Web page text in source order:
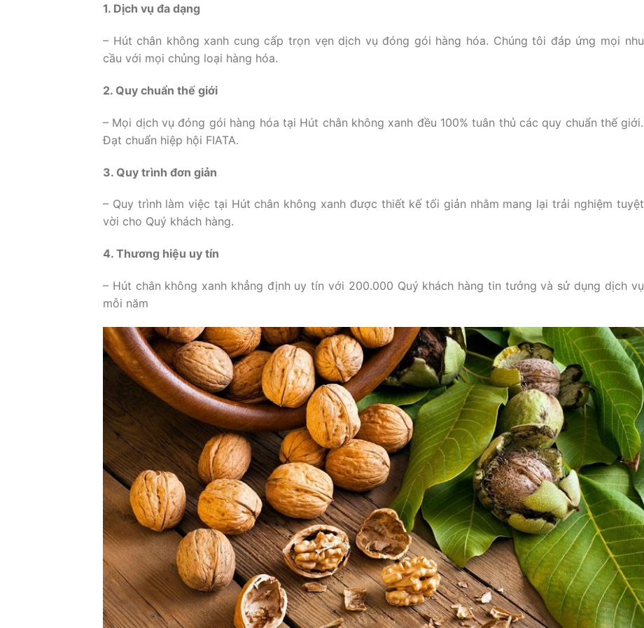
1. Dịch vụ đa dạng
– Hút chân không xanh cung cấp trọn vẹn dịch vụ đóng gói hàng hóa. Chúng tôi đáp ứng mọi nhu
cầu với mọi chủng loại hàng hóa.
2. Quy chuẩn thế giới
– Mọi dịch vụ đóng gói hàng hóa tại Hút chân không xanh đều 100% tuân thủ các quy chuẩn thế giới.
Đạt chuẩn hiệp hội FIATA.
3. Quy trình đơn giản
– Quy trình làm việc tại Hút chân không xanh được thiết kế tối giản nhằm mang lại trải nghiệm tuyệt
vời cho Quý khách hàng.
4. Thương hiệu uy tín
– Hút chân không xanh khẳng định uy tín với 200.000 Quý khách hàng tin tưởng và sử dụng dịch vụ
mỗi năm